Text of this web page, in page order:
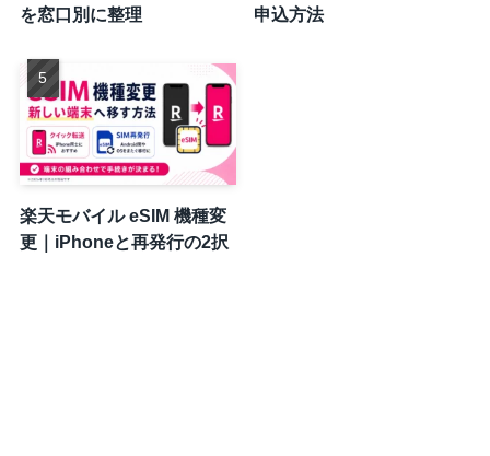
を窓口別に整理
申込方法
楽天モバイル eSIM 機種変
更｜iPhoneと再発行の2択